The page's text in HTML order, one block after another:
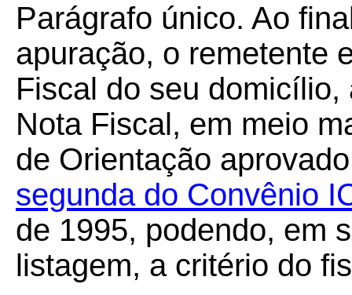
Parágrafo único. Ao
apuração, o remetente
Fiscal do seu
Nota Fiscal, em meio
de Orientação
segunda do Convênio
de 1995, podendo, em
listagem, a critério do